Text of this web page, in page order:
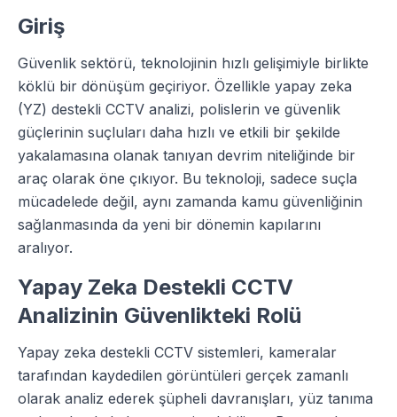
Giriş
Güvenlik sektörü, teknolojinin hızlı gelişimiyle birlikte
köklü bir dönüşüm geçiriyor. Özellikle yapay zeka
(YZ) destekli CCTV analizi, polislerin ve güvenlik
güçlerinin suçluları daha hızlı ve etkili bir şekilde
yakalamasına olanak tanıyan devrim niteliğinde bir
araç olarak öne çıkıyor. Bu teknoloji, sadece suçla
mücadelede değil, aynı zamanda kamu güvenliğinin
sağlanmasında da yeni bir dönemin kapılarını
aralıyor.
Yapay Zeka Destekli CCTV
Analizinin Güvenlikteki Rolü
Yapay zeka destekli CCTV sistemleri, kameralar
tarafından kaydedilen görüntüleri gerçek zamanlı
olarak analiz ederek şüpheli davranışları, yüz tanıma